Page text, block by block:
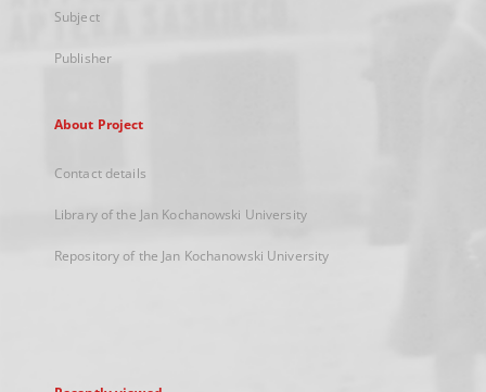
Subject
Publisher
About Project
Contact details
Library of the Jan Kochanowski University
Repository of the Jan Kochanowski University